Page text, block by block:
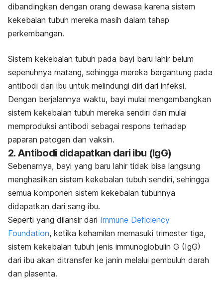
dibandingkan dengan orang dewasa karena sistem
kekebalan tubuh mereka masih dalam tahap
perkembangan.
Sistem kekebalan tubuh pada bayi baru lahir belum
sepenuhnya matang, sehingga mereka bergantung pada
antibodi dari ibu untuk melindungi diri dari infeksi.
Dengan berjalannya waktu, bayi mulai mengembangkan
sistem kekebalan tubuh mereka sendiri dan mulai
memproduksi antibodi sebagai respons terhadap
paparan patogen dan vaksin.
2. Antibodi didapatkan dari ibu (IgG)
Sebenarnya, bayi yang baru lahir tidak bisa langsung
menghasilkan sistem kekebalan tubuh sendiri, sehingga
semua komponen sistem kekebalan tubuhnya
didapatkan dari sang ibu.
Seperti yang dilansir dari Immune Deficiency
Foundation, ketika kehamilan memasuki trimester tiga,
sistem kekebalan tubuh jenis immunoglobulin G (IgG)
dari ibu akan ditransfer ke janin melalui pembuluh darah
dan plasenta.